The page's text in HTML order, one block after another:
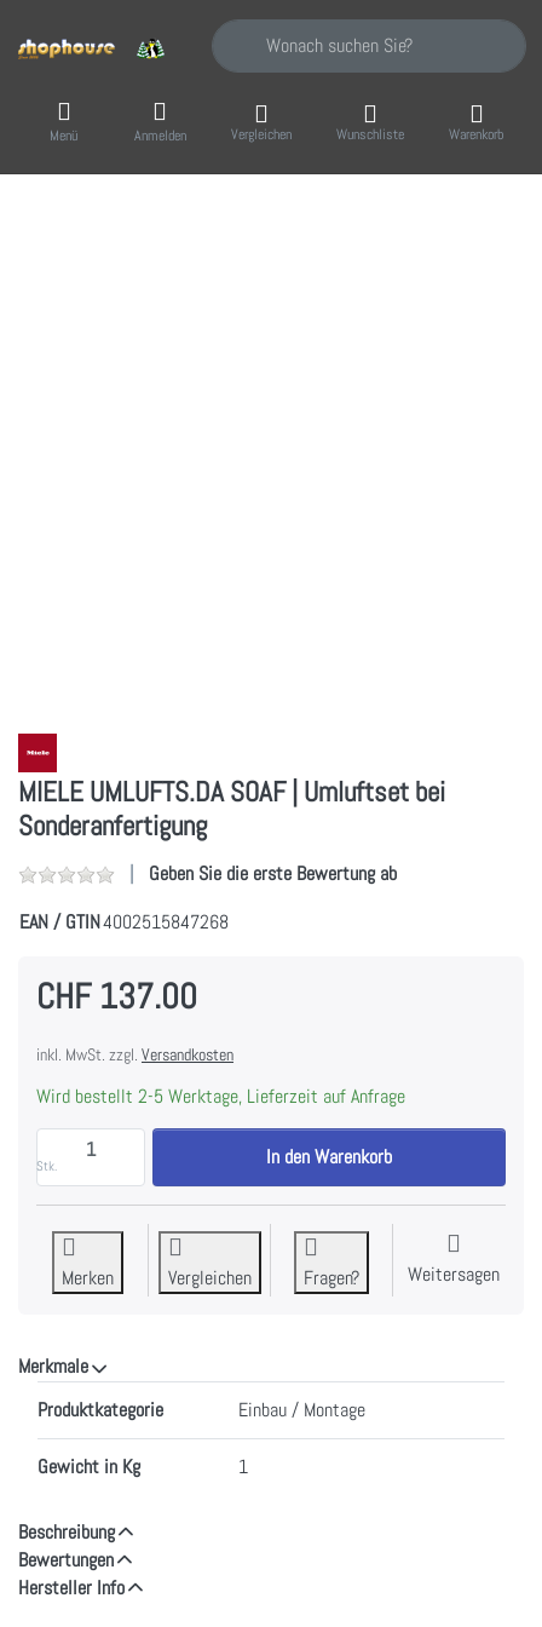
Geben Sie einen Suchbegriff ein. Während
Menü Anmelden Vergleichen Wunschliste Warenkorb
MIELE UMLUFTS.DA SOAF | Umluftset bei
Sonderanfertigung
Geben Sie die erste Bewertung ab
EAN / GTIN4002515847268
CHF 137.00
inkl. MwSt. zzgl. Versandkosten
Wird bestellt 2-5 Werktage, Lieferzeit auf Anfrage
Stk.
MIELE UMLUFTS.DA SOAF | Umluftset bei
In den Warenkorb
Merken Vergleichen Fragen? Weitersagen
Merkmale
Produktkategorie Einbau / Montage
Gewicht in Kg 1
Beschreibung
Bewertungen
Hersteller Info